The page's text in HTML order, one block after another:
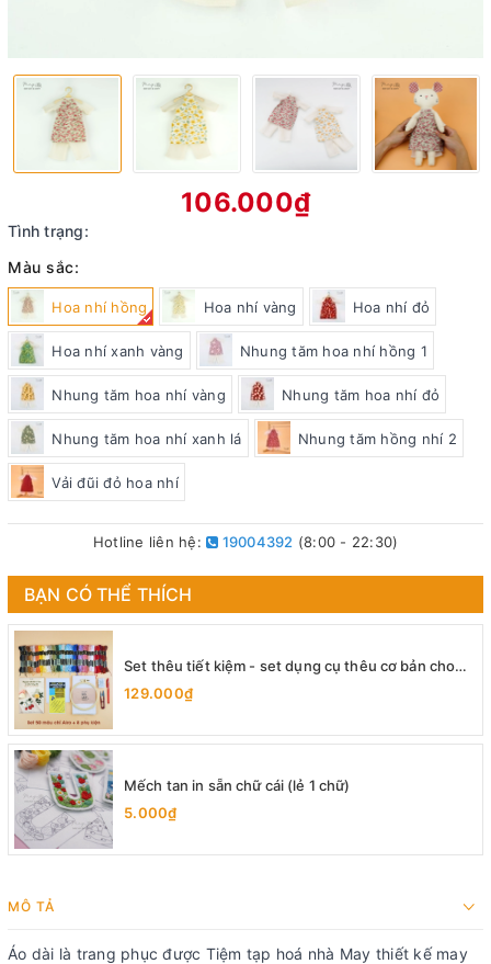
106.000₫
Tình trạng:
Màu sắc:
Hoa nhí hồng Hoa nhí vàng Hoa nhí đỏ
Hoa nhí xanh vàng Nhung tăm hoa nhí hồng 1
Nhung tăm hoa nhí vàng Nhung tăm hoa nhí đỏ
Nhung tăm hoa nhí xanh lá Nhung tăm hồng nhí 2
Vải đũi đỏ hoa nhí
Hotline liên hệ: 19004392 (8:00 - 22:30)
BẠN CÓ THỂ THÍCH
Set thêu tiết kiệm - set dụng cụ thêu cơ bản cho
người mới bắt đầu
129.000₫
Mếch tan in sẵn chữ cái (lẻ 1 chữ)
5.000₫
MÔ TẢ
Áo dài là trang phục được Tiệm tạp hoá nhà May thiết kế may